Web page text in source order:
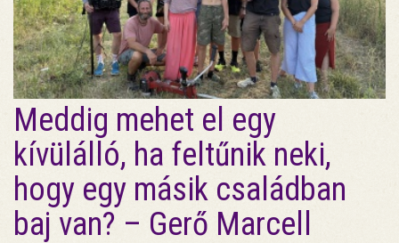
Meddig mehet el egy
kívülálló, ha feltűnik neki,
hogy egy másik családban
baj van? – Gerő Marcell